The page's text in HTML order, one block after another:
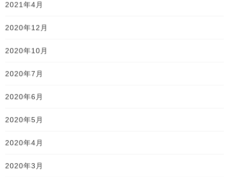
2021年4月
2020年12月
2020年10月
2020年7月
2020年6月
2020年5月
2020年4月
2020年3月